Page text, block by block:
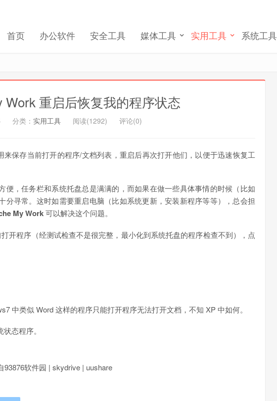
首页 办公软件 安全工具 媒体工具 实用工具 系统工具
Work 重启后恢复我的程序状态
分类： 实用工具 阅读(1292) 评论(0)
保存当前打开的程序/文档列表，重启后再次打开他们，以便于迅速恢复工
便，任务栏和系统托盘总是满满的，而如果在做一些具体事情的时候（比如
分寻常。这时如需要重启电脑（比如系统更新，安装新程序等等），总会担
My Work可以解决这个问题。
打开程序（经测试检查不是很完整，最小化到系统托盘的程序检查不到），点
中类似 Word 这样的程序只能打开程序无法打开文档，不知 XP 中如何。
态程序。
93876软件园 | skydrive | uushare
记住我的登录 忘记密码 ?